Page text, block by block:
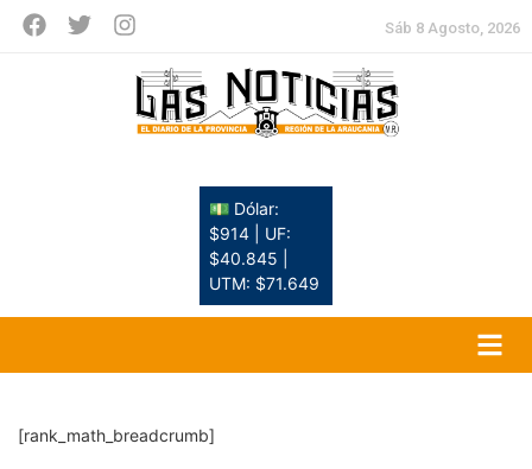
Sáb 8 Agosto, 2026
💵 Dólar:
$914 | UF:
$40.845 |
UTM: $71.649
[rank_math_breadcrumb]